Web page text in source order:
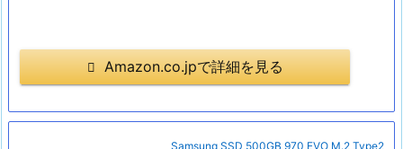
Amazon.co.jpで詳細を見る
Samsung SSD 500GB 970 EVO M.2 Type2